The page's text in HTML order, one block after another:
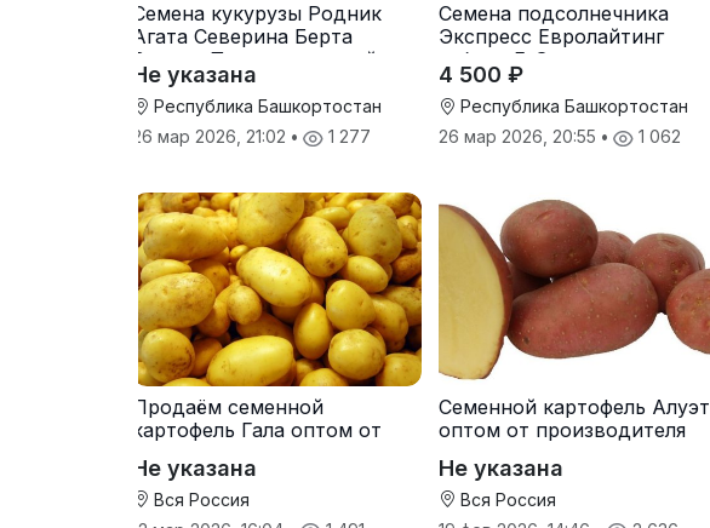
Семена кукурузы Родник
Агата Северина Берта
Вилора Прохладненский
Дарина Росс Машук
Катерина
Не указана
Республика Башкортостан
26 мар 2026, 21:02 • 1 277
Семена подсолнечника
Экспресс Евролайтинг
гибрид F-G+
4 500 ₽
Республика Башкортостан
26 мар 2026, 20:55 • 1 062
Продаём семенной
картофель Гала оптом от
Не указана
Вся Россия
Семенной картофель Алуэт
оптом от производителя
Не указана
Вся Россия